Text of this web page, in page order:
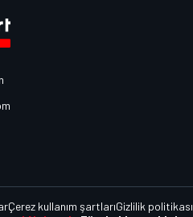
Çerez kullanım şartlarıGizlilik politikası